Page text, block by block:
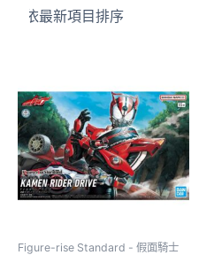
Figure-rise Standard - 假面騎士